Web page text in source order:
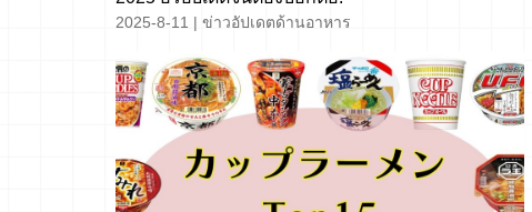
2025-8-11 | ข่าวอัปเดตด้านอาหาร